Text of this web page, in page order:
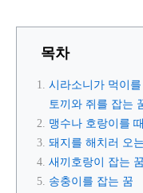
목차
시라소니가 먹이
토끼와 쥐를 잡는
맹수나 호랑이를
돼지를 해치러 오
새끼호랑이 잡는 꿈
송충이를 잡는 꿈